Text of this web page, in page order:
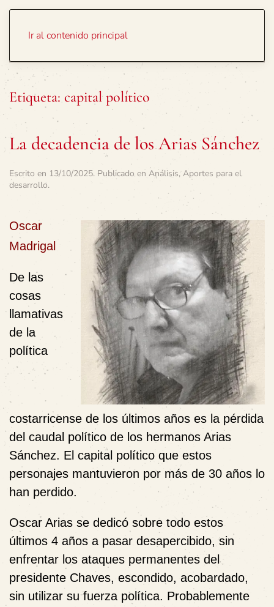
Ir al contenido principal
Etiqueta: capital político
La decadencia de los Arias Sánchez
Escrito en 13/10/2025. Publicado en Análisis, Aportes para el
desarrollo.
Oscar
Madrigal
De las
cosas
llamativas
de la
política
costarricense de los últimos años es la pérdida
del caudal político de los hermanos Arias
Sánchez. El capital político que estos
personajes mantuvieron por más de 30 años lo
han perdido.
Oscar Arias se dedicó sobre todo estos
últimos 4 años a pasar desapercibido, sin
enfrentar los ataques permanentes del
presidente Chaves, escondido, acobardado,
sin utilizar su fuerza política. Probablemente